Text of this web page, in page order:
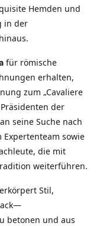
Hemden und
in der
für römische
erhalten,
zum „Cavaliere
der
seine Suche nach
sowie
die mit
weiterführen.
Stil,
betonen und aus